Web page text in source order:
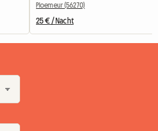
Ploemeur (56270)
25 € / Nacht